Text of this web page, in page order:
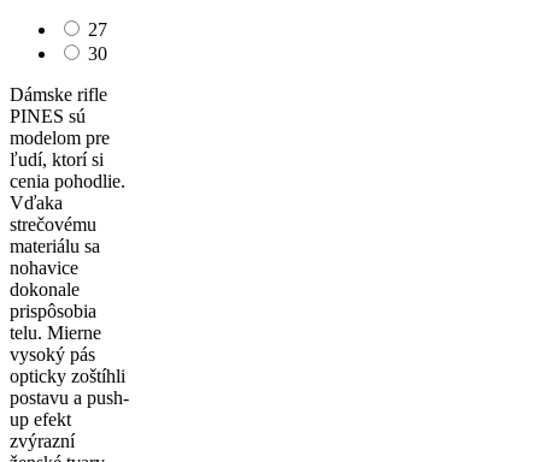
27
30
Dámske rifle
PINES sú
modelom pre
ľudí, ktorí si
cenia pohodlie.
Vďaka
strečovému
materiálu sa
nohavice
dokonale
prispôsobia
telu. Mierne
vysoký pás
opticky zoštíhli
postavu a push-
up efekt
zvýrazní